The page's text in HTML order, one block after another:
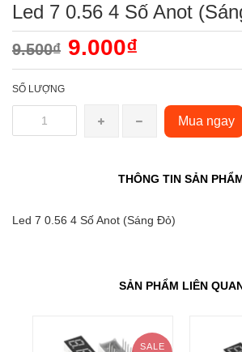
Led 7 0.56 4 Số Anot
9.500₫ 9.000₫
SỐ LƯỢNG
Mua ngay
THÔNG TIN SẢN
Led 7 0.56 4 Số Anot (Sáng Đỏ)
SẢN PHẨM LIÊN
SALE